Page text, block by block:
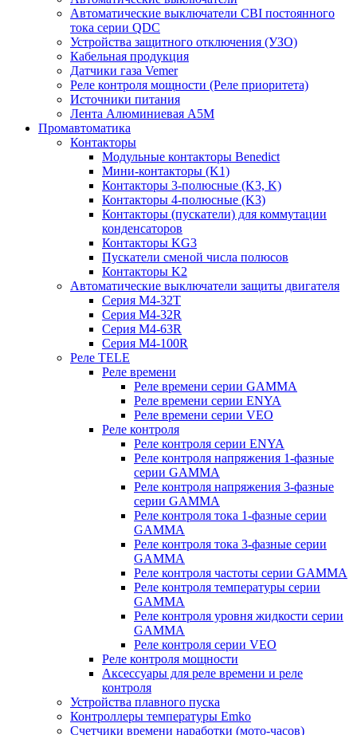
Автоматические выключатели CBI постоянного
тока серии QDC
Устройства защитного отключения (УЗО)
Кабельная продукция
Датчики газа Vemer
Реле контроля мощности (Реле приоритета)
Источники питания
Лента Алюминиевая А5М
Промавтоматика
Контакторы
Модульные контакторы Benedict
Мини-контакторы (K1)
Контакторы 3-полюсные (K3, K)
Контакторы 4-полюсные (K3)
Контакторы (пускатели) для коммутации
конденсаторов
Контакторы KG3
Пускатели сменой числа полюсов
Контакторы K2
Автоматические выключатели защиты двигателя
Серия M4-32T
Серия M4-32R
Серия M4-63R
Серия M4-100R
Реле TELE
Реле времени
Реле времени серии GAMMA
Реле времени серии ENYA
Реле времени серии VEO
Реле контроля
Реле контроля серии ENYA
Реле контроля напряжения 1-фазные
серии GAMMA
Реле контроля напряжения 3-фазные
серии GAMMA
Реле контроля тока 1-фазные серии
GAMMA
Реле контроля тока 3-фазные серии
GAMMA
Реле контроля частоты серии GAMMA
Реле контроля температуры серии
GAMMA
Реле контроля уровня жидкости серии
GAMMA
Реле контроля серии VEO
Реле контроля мощности
Аксессуары для реле времени и реле
контроля
Устройства плавного пуска
Контроллеры температуры Emko
Счетчики времени наработки (мото-часов)